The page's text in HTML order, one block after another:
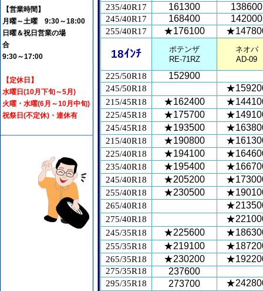
【営業時間】
月曜～土曜 9:30～18:00
日曜＆祝日営業の場
合
9:30～17:00
【定休日】
水曜日(10月下旬～5月)
火曜・水曜(6月～10月中旬)
祝祭日(不定休)・連休有
235/40R17 161300 138600
245/40R17 168400 142000
255/40R17 ★176100
18ｲﾝﾁ
ポテンザ
RE-71RZ
ネオバ
AD-09
225/50R18 152900
245/50R18
215/45R18 ★162400
225/45R18 ★175700
245/45R18 ★193500
215/40R18 ★190800
225/40R18 ★194100
235/40R18 ★195400
245/40R18 ★205200
255/40R18 ★230500
265/40R18
275/40R18
245/35R18 ★225600
255/35R18 ★219100
265/35R18 ★230200
275/35R18 237600
295/35R18 273700